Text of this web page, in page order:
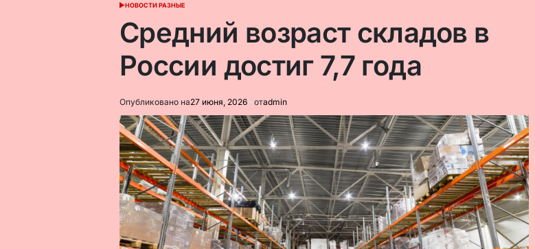
ОПУБЛИКОВАНО
НОВОСТИ РАЗНЫЕ
Средний возраст складов в
России достиг 7,7 года
Опубликовано на27 июня, 2026 отadmin